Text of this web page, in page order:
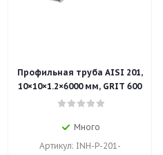
Профильная труба AISI 201,
10×10×1.2×6000 мм, GRIT 600
Много
Артикул: INH-P-201-